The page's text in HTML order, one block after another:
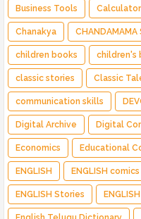
Business Tools
Chanakya CHANDAMAMA
children books children's
classic stories Classic
communication skills
Digital Archive Digital
Economics Educational
ENGLISH ENGLISH comics
ENGLISH Stories